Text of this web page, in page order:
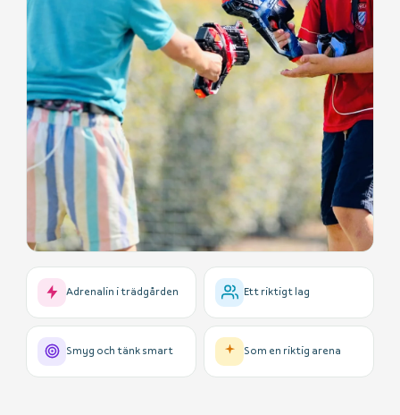
Adrenalin i trädgården Ett riktigt lag
Smyg och tänk smart Som en riktig arena